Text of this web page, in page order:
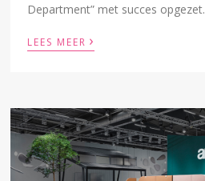
Department” met succes opgezet.
LEES MEER ›